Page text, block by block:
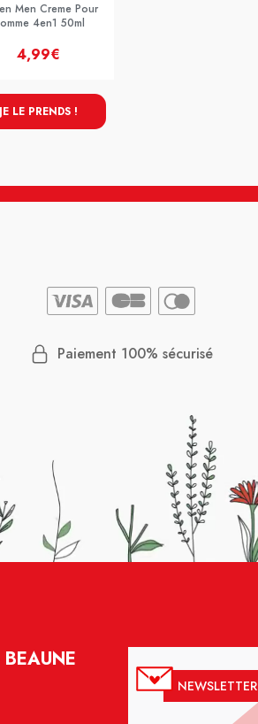
Men Creme Pour
4en1 50ml
4,99€
JE LE PRENDS !
Paiement 100% sécurisé
NEWSLETTER